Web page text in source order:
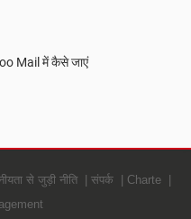
Mail में कैसे जाएं
से जुड़ी नीति संपर्क
Charte